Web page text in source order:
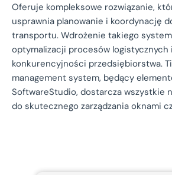
Oferuje kompleksowe rozwiązanie,
usprawnia planowanie i koordynację
transportu. Wdrożenie takiego
optymalizacji procesów logistycznych
konkurencyjności przedsiębiorstwa.
management system, będący
SoftwareStudio, dostarcza wszystkie
do skutecznego zarządzania oknami